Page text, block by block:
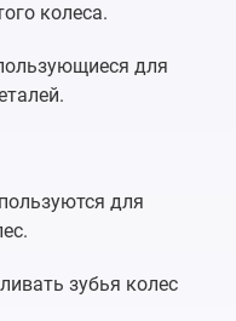
колеса.
для
для
зубья колес